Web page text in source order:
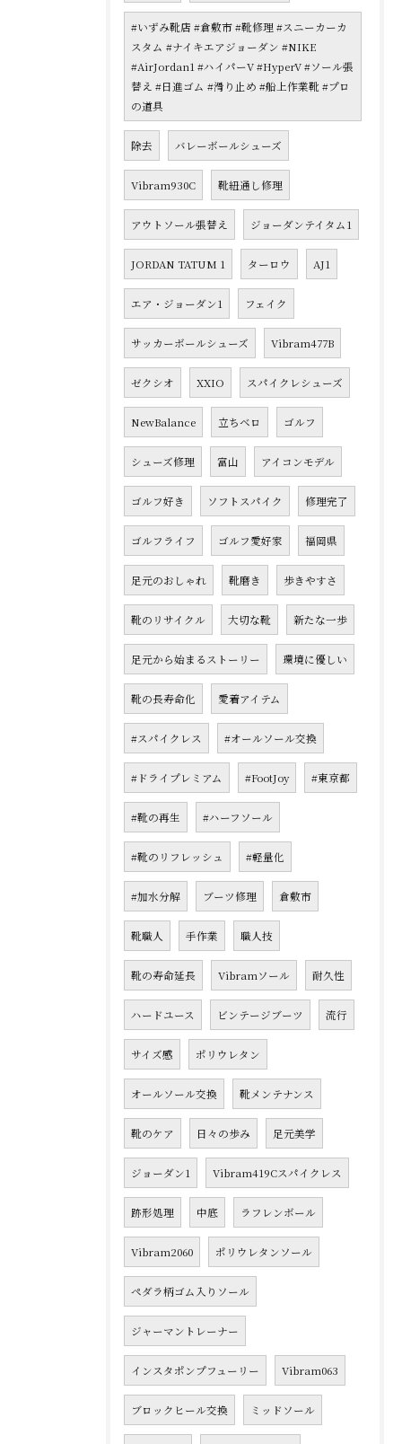
#いずみ靴店 #倉敷市 #靴修理 #スニーカーカ
スタム #ナイキエアジョーダン #NIKE
#AirJordan1 #ハイパーV #HyperV #ソール張
替え #日進ゴム #滑り止め #船上作業靴 #プロ
の道具
除去 バレーボールシューズ
Vibram930C 靴紐通し修理
アウトソール張替え ジョーダンテイタム1
JORDAN TATUM 1 ターロウ AJ1
エア・ジョーダン1 フェイク
サッカーボールシューズ Vibram477B
ゼクシオ XXIO スパイクレシューズ
NewBalance 立ちベロ ゴルフ
シューズ修理 富山 アイコンモデル
ゴルフ好き ソフトスパイク 修理完了
ゴルフライフ ゴルフ愛好家 福岡県
足元のおしゃれ 靴磨き 歩きやすさ
靴のリサイクル 大切な靴 新たな一歩
足元から始まるストーリー 環境に優しい
靴の長寿命化 愛着アイテム
#スパイクレス #オールソール交換
#ドライプレミアム #FootJoy #東京都
#靴の再生 #ハーフソール
#靴のリフレッシュ #軽量化
#加水分解 ブーツ修理 倉敷市
靴職人 手作業 職人技
靴の寿命延長 Vibramソール 耐久性
ハードユース ビンテージブーツ 流行
サイズ感 ポリウレタン
オールソール交換 靴メンテナンス
靴のケア 日々の歩み 足元美学
ジョーダン1 Vibram419Cスパイクレス
跡形処理 中底 ラフレンボール
Vibram2060 ポリウレタンソール
ペダラ柄ゴム入りソール
ジャーマントレーナー
インスタポンプフューリー Vibram063
ブロックヒール交換 ミッドソール